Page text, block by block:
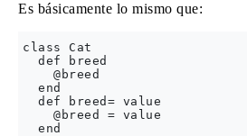
Es básicamente lo mismo que:
class Cat
  def breed
    @breed
  end
  def breed= value
    @breed = value
  end